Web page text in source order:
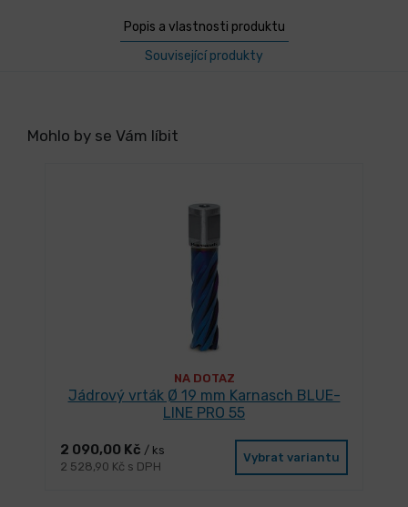
Popis a vlastnosti produktu
Související produkty
Mohlo by se Vám líbit
NA DOTAZ
Jádrový vrták Ø 19 mm Karnasch BLUE-
LINE PRO 55
2 090,00 Kč / ks
2 528,90 Kč s DPH
Vybrat variantu